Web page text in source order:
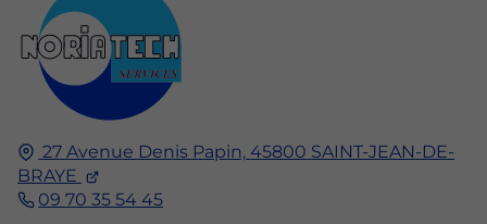
27 Avenue Denis Papin, 45800 SAINT-JEAN-DE-
BRAYE
09 70 35 54 45